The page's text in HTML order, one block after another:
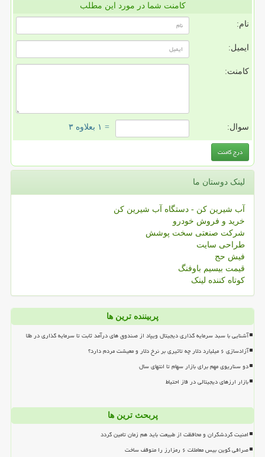
کامنت شما در مورد این مطلب
نام:
ایمیل:
کامنت:
سوال: = ۱ بعلاوه ۳
لینک دوستان ما
آب شیرین کن - دستگاه آب شیرین کن
خرید و فروش خودرو
شرکت صنعتی سخت پوشش
طراحی سایت
فیش حج
قیمت بیسیم باوفنگ
کوتاه کننده لینک
پربیننده ترین ها
آشنایی با سبد سرمایه گذاری دیجیتال ویپاد از صندوق های درآمد ثابت تا سرمایه گذاری در طلا
آزادسازی ۶ میلیارد دلار چه تاثیری بر نرخ دلار و معیشت مردم دارد؟
دو سناریوی مهم برای بازار سهام تا انتهای سال
بازار ارزهای دیجیتالی در فاز احتیاط
پربحث ترین ها
امنیت گردشگران و محافظت از طبیعت باید هم زمان تامین گردد
صرافی کوین بیس معاملات ۶ رمزارز را متوقف ساخت